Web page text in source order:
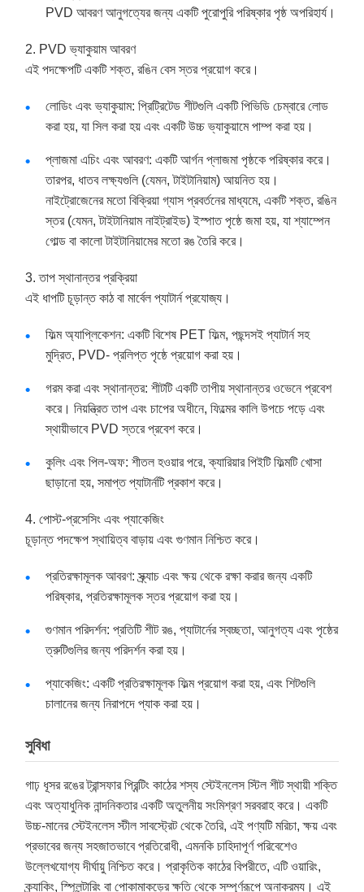
PVD আবরণ আনুগত্যের জন্য একটি পুরোপুরি পরিষ্কার পৃষ্ঠ অপরিহার্য।
2. PVD ভ্যাকুয়াম আবরণ
এই পদক্ষেপটি একটি শক্ত, রঙিন বেস স্তর প্রয়োগ করে।
লোডিং এবং ভ্যাকুয়াম: প্রিট্রিটেড শীটগুলি একটি পিভিডি চেম্বারে লোড
করা হয়, যা সিল করা হয় এবং একটি উচ্চ ভ্যাকুয়ামে পাম্প করা হয়।
প্লাজমা এচিং এবং আবরণ: একটি আর্গন প্লাজমা পৃষ্ঠকে পরিষ্কার করে।
তারপর, ধাতব লক্ষ্যগুলি (যেমন, টাইটানিয়াম) আয়নিত হয়।
নাইট্রোজেনের মতো বিক্রিয়া গ্যাস প্রবর্তনের মাধ্যমে, একটি শক্ত, রঙিন
স্তর (যেমন, টাইটানিয়াম নাইট্রাইড) ইস্পাত পৃষ্ঠে জমা হয়, যা শ্যাম্পেন
গোল্ড বা কালো টাইটানিয়ামের মতো রঙ তৈরি করে।
3. তাপ স্থানান্তর প্রক্রিয়া
এই ধাপটি চূড়ান্ত কাঠ বা মার্বেল প্যাটার্ন প্রযোজ্য।
ফিল্ম অ্যাপ্লিকেশন: একটি বিশেষ PET ফিল্ম, পছন্দসই প্যাটার্ন সহ
মুদ্রিত, PVD- প্রলিপ্ত পৃষ্ঠে প্রয়োগ করা হয়।
গরম করা এবং স্থানান্তর: শীটটি একটি তাপীয় স্থানান্তর ওভেনে প্রবেশ
করে। নিয়ন্ত্রিত তাপ এবং চাপের অধীনে, ফিল্মের কালি উপচে পড়ে এবং
স্থায়ীভাবে PVD স্তরে প্রবেশ করে।
কুলিং এবং পিল-অফ: শীতল হওয়ার পরে, ক্যারিয়ার পিইটি ফিল্মটি খোসা
ছাড়ানো হয়, সমাপ্ত প্যাটার্নটি প্রকাশ করে।
4. পোস্ট-প্রসেসিং এবং প্যাকেজিং
চূড়ান্ত পদক্ষেপ স্থায়িত্ব বাড়ায় এবং গুণমান নিশ্চিত করে।
প্রতিরক্ষামূলক আবরণ: স্ক্র্যাচ এবং ক্ষয় থেকে রক্ষা করার জন্য একটি
পরিষ্কার, প্রতিরক্ষামূলক স্তর প্রয়োগ করা হয়।
গুণমান পরিদর্শন: প্রতিটি শীট রঙ, প্যাটার্নের স্বচ্ছতা, আনুগত্য এবং পৃষ্ঠের
ত্রুটিগুলির জন্য পরিদর্শন করা হয়।
প্যাকেজিং: একটি প্রতিরক্ষামূলক ফিল্ম প্রয়োগ করা হয়, এবং শিটগুলি
চালানের জন্য নিরাপদে প্যাক করা হয়।
সুবিধা
গাঢ় ধূসর রঙের ট্রান্সফার প্রিন্টিং কাঠের শস্য স্টেইনলেস স্টিল শীট স্থায়ী শক্তি
এবং অত্যাধুনিক নান্দনিকতার একটি অতুলনীয় সংমিশ্রণ সরবরাহ করে। একটি
উচ্চ-মানের স্টেইনলেস স্টীল সাবস্ট্রেট থেকে তৈরি, এই পণ্যটি মরিচা, ক্ষয় এবং
প্রভাবের জন্য সহজাতভাবে প্রতিরোধী, এমনকি চাহিদাপূর্ণ পরিবেশেও
উল্লেখযোগ্য দীর্ঘায়ু নিশ্চিত করে। প্রাকৃতিক কাঠের বিপরীতে, এটি ওয়ারিং,
ক্র্যাকিং, স্প্লিন্টারিং বা পোকামাকড়ের ক্ষতি থেকে সম্পূর্ণরূপে অনাক্রম্য। এই